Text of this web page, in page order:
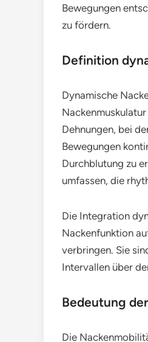
Bewegungen
zu fördern.
Definition
Dynamische
Dehnungen, bei
Bewegungen
Durchblutung zu
umfassen, die
Die Integration
Nackenfunktion
verbringen. Sie
Intervallen über
Bedeutung
Die